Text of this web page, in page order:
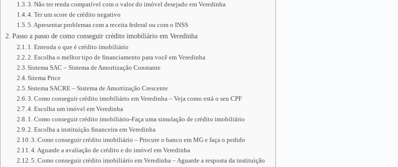
3. Não ter renda compatível com o valor do imóvel desejado em Veredinha
4. Ter um score de crédito negativo
5. Apresentar problemas com a receita federal ou com o INSS
Passo a passo de como conseguir crédito imobiliário em Veredinha
1. Entenda o que é crédito imobiliário
2. Escolha o melhor tipo de financiamento para você em Veredinha
Sistema SAC – Sistema de Amortização Constante
Sitema Price
Sistema SACRE – Sistema de Amortização Crescente
3. Como conseguir crédito imobiliário em Veredinha – Veja como está o seu CPF
4. Escolha um imóvel em Veredinha
1. Como conseguir crédito imobiliário-Faça uma simulação de crédito imobiliário
2. Escolha a instituição financeira em Veredinha
3. Como conseguir crédito imobiliário – Procure o banco em MG e faça o pedido
4. Aguarde a avaliação de crédito e do imóvel em Veredinha
5. Como conseguir crédito imobiliário em Veredinha – Aguarde a resposta da instituição